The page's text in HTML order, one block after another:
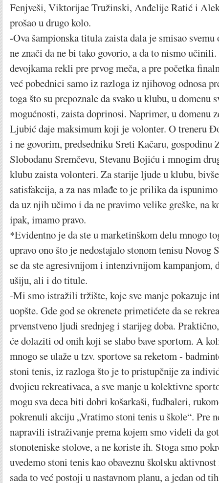
Fenjveši, Viktorijae Tružinski, Anđelije Ratić i
prošao u drugo kolo.
-Ova šampionska titula zaista dala je smisao
ne znači da ne bi tako govorio, a da to nismo
devojkama rekli pre prvog meča, a pre početka
već pobednici samo iz razloga iz njihovog odnosa
toga što su prepoznale da svako u klubu, u domenu
mogućnosti, zaista doprinosi. Naprimer, u domenu
Ljubić daje maksimum koji je volonter. O treneru
i ne govorim, predsedniku Sreti Kačaru, gospodinu
Slobodanu Sremčevu, Stevanu Bojiću i mnogim
klubu zaista volonteri. Za starije ljude u klubu,
satisfakcija, a za nas mlađe to je prilika da
da uz njih učimo i da ne pravimo velike greške, na
ipak, imamo pravo.
*Evidentno je da ste u marketinškom delu mnogo
upravo ono što je nedostajalo stonom tenisu Novog
se da ste agresivnijom i intenzivnijom kampanjom,
ušiju, ali i do titule.
-Mi smo istražili tržište, koje sve manje pokazuje
uopšte. Gde god se okrenete primetićete da se
prvenstveno ljudi srednjeg i starijeg doba.
će dolaziti od onih koji se slabo bave sportom. A
mnogo se ulaže u tzv. sportove sa reketom -
stoni tenis, iz razloga što je to pristupčnije za
dvojicu rekreativaca, a sve manje u kolektivne
mogu sva deca biti dobri košarkaši, fudbaleri,
pokrenuli akciju „Vratimo stoni tenis u škole“. Pre
napravili istraživanje prema kojem smo videli da
stonoteniske stolove, a ne koriste ih. Stoga smo
uvedemo stoni tenis kao obaveznu školsku
sada to već postoji u nastavnom planu, a jedan od